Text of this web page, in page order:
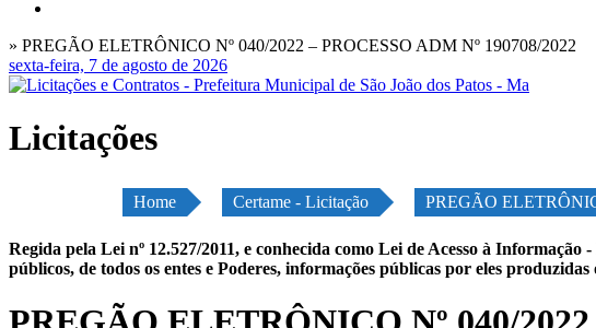
» PREGÃO ELETRÔNICO Nº 040/2022 – PROCESSO ADM Nº 190708/2022
sexta-feira, 7 de agosto de 2026
Licitações
Home Certame - Licitação PREGÃO
Regida pela Lei nº 12.527/2011, e conhecida como Lei de Acesso à
públicos, de todos os entes e Poderes, informações públicas por eles produzidas